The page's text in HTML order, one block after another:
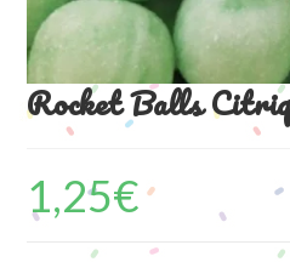
Rocket Balls
1,25€